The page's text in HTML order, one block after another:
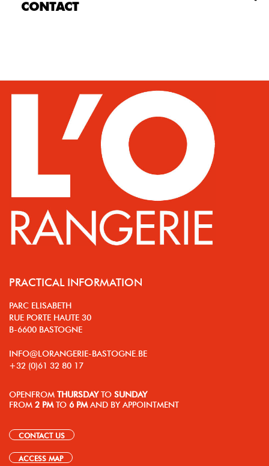
CONTACT
PRACTICAL INFORMATION
PARC ELISABETH
RUE PORTE HAUTE 30
B-6600 BASTOGNE
INFO@LORANGERIE-BASTOGNE.BE
+32 (0)61 32 80 17
OPEN FROM THURSDAY TO SUNDAY
FROM 2 PM TO 6 PM AND BY APPOINTMENT
CONTACT US
ACCESS MAP